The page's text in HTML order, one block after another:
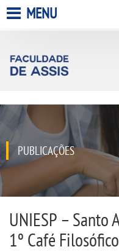
A FACULDADE
QUEM SOMOS
INFRAESTRUTURA
BIBLIOTECA
CPA
MENU
PUBLICAÇÕES
UNIESP – Santo
1º Café Filosófico